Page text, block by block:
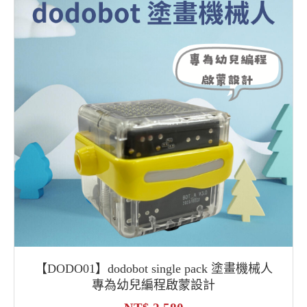
【DODO01】dodobot single pack 塗畫機械人
專為幼兒編程啟蒙設計